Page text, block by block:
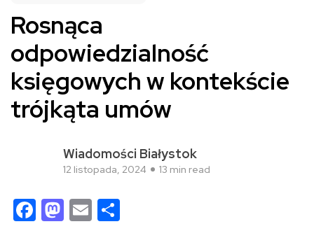
Rosnąca
odpowiedzialność
księgowych w kontekście
trójkąta umów
Wiadomości Białystok
12 listopada, 2024 13 min read
Facebook
Mastodon
Email